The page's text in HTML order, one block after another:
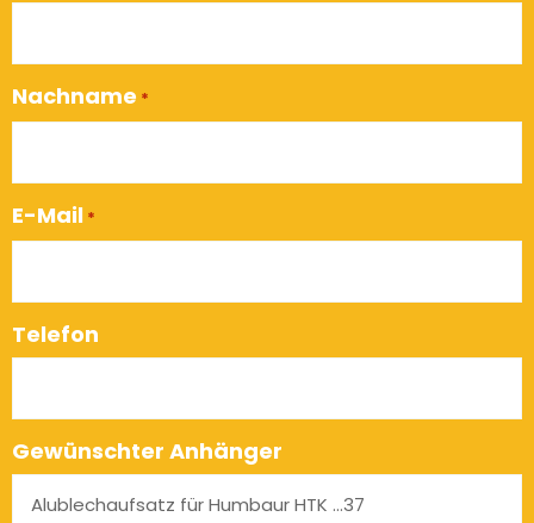
Nachname *
E-Mail *
Telefon
Gewünschter Anhänger